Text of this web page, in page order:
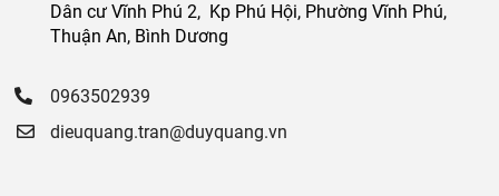
Dân cư Vĩnh Phú 2, Kp Phú Hội, Phường Vĩnh Phú,
Thuận An, Bình Dương
0963502939
dieuquang.tran@duyquang.vn